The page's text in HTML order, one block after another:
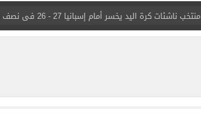
منتخب ناشئات كرة اليد يخسر أمام إسبانيا 27 - 26 فى نصف نهائى بطولة العالم
قفزة أعادت الزمن الجميل.. رأسية وائل جمعة فى مران
الزمالك يبلغ 4 لاعبين بعدم التواجد مع الفريق الأول بالموسم الجديد